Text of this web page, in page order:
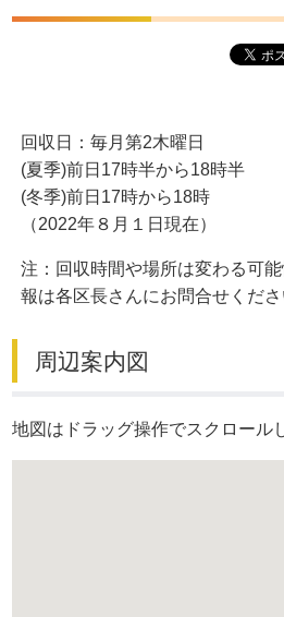
回収日：毎月第2木曜日
(夏季)前日17時半から18時半
(冬季)前日17時から18時
（2022年８月１日現在）
注：回収時間や場所は変わる可
報は各区長さんにお問合せくださ
周辺案内図
地図はドラッグ操作でスクロール